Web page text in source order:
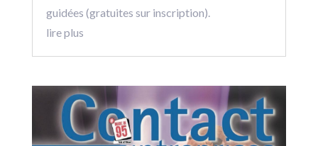
guidées (gratuites sur inscription).
lire plus